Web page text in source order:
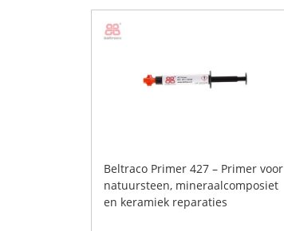
Beltraco Primer 427 – Primer voor
natuursteen, mineraalcomposiet
en keramiek reparaties